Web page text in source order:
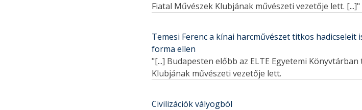
Fiatal Művészek Klubjának művészeti vezetője lett. [...]"
Temesi Ferenc a kínai harcművészet titkos
forma ellen
"[...] Budapesten előbb az ELTE Egyetemi
Klubjának művészeti vezetője lett.
Civilizációk vályogból